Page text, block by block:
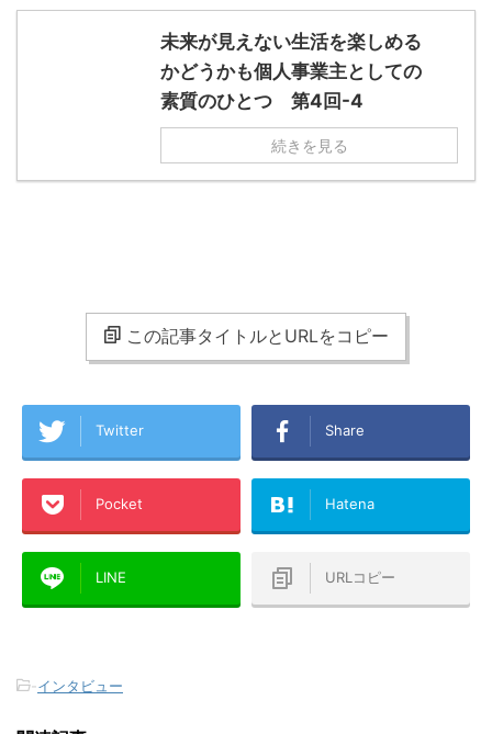
未来が見えない生活を楽しめる
かどうかも個人事業主としての
素質のひとつ 第4回-4
続きを見る
この記事タイトルとURLをコピー
Twitter Share
Pocket Hatena
LINE URLコピー
-インタビュー